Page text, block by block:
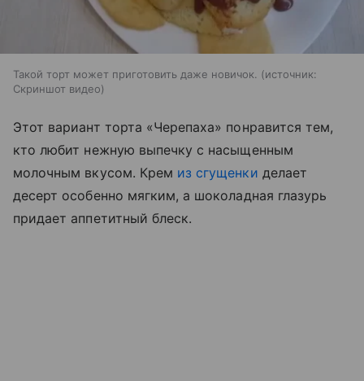
Такой торт может приготовить даже новичок.
источник:
Скриншот видео
Этот вариант торта «Черепаха» понравится тем,
кто любит нежную выпечку с насыщенным
молочным вкусом. Крем из сгущенки делает
десерт особенно мягким, а шоколадная глазурь
придает аппетитный блеск.